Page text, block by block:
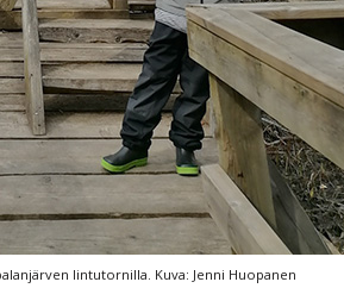
lintutornilla. Kuva: Jenni Huopanen